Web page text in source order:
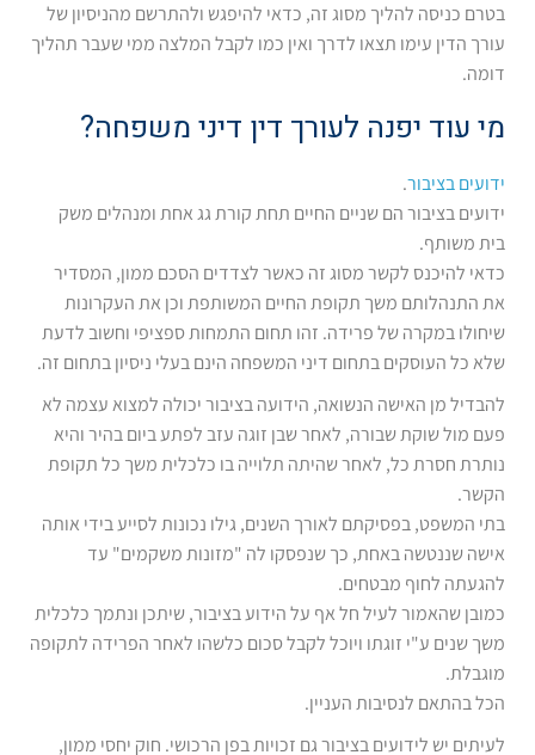
בטרם כניסה להליך מסוג זה, כדאי להיפגש ולהתרשם מהניסיון של
עורך הדין עימו תצאו לדרך ואין כמו לקבל המלצה ממי שעבר תהליך
דומה.
מי עוד יפנה לעורך דין דיני משפחה?
ידועים בציבור.
ידועים בציבור הם שניים החיים תחת קורת גג אחת ומנהלים משק
בית משותף.
כדאי להיכנס לקשר מסוג זה כאשר לצדדים הסכם ממון, המסדיר
את התנהלותם משך תקופת החיים המשותפת וכן את העקרונות
שיחולו במקרה של פרידה. זהו תחום התמחות ספציפי וחשוב לדעת
שלא כל העוסקים בתחום דיני המשפחה הינם בעלי ניסיון בתחום זה.
להבדיל מן האישה הנשואה, הידועה בציבור יכולה למצוא עצמה לא
פעם מול שוקת שבורה, לאחר שבן זוגה עזב לפתע ביום בהיר והיא
נותרת חסרת כל, לאחר שהיתה תלוייה בו כלכלית משך כל תקופת
הקשר.
בתי המשפט, בפסיקתם לאורך השנים, גילו נכונות לסייע בידי אותה
אישה שננטשה באחת, כך שנפסקו לה "מזונות משקמים" עד
להגעתה לחוף מבטחים.
כמובן שהאמור לעיל חל אף על הידוע בציבור, שיתכן ונתמך כלכלית
משך שנים ע"י זוגתו ויוכל לקבל סכום כלשהו לאחר הפרידה לתקופה
מוגבלת.
הכל בהתאם לנסיבות העניין.
לעיתים יש לידועים בציבור גם זכויות בפן הרכושי. חוק יחסי ממון,